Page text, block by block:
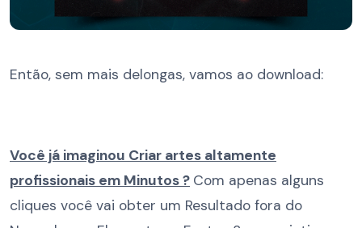
Então, sem mais delongas, vamos ao download:
Você já imaginou Criar artes altamente
profissionais em Minutos ? Com apenas alguns
cliques você vai obter um Resultado fora do